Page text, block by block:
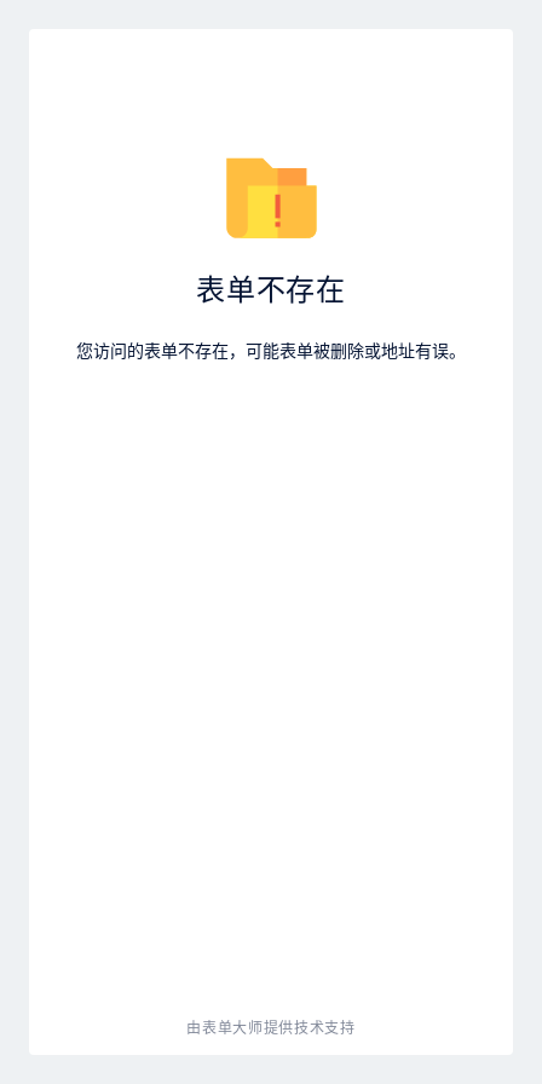
表单不存在
您访问的表单不存在，可能表单被删除或地址有误。
由表单大师提供技术支持